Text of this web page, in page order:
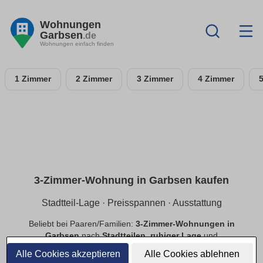
Alle Cookies akzeptieren Alle Cookies ablehnen
Wohnungen
Garbsen.de
Wohnungen einfach finden
1 Zimmer 2 Zimmer 3 Zimmer 4 Zimmer
3-Zimmer-Wohnung in Garbsen kaufen
Stadtteil-Lage · Preisspannen · Ausstattung
Beliebt bei Paaren/Familien: 3-Zimmer-Wohnungen in
GarbsennachStadtteilen,ruhiger Lageund
Balkon
provisionsfrei.